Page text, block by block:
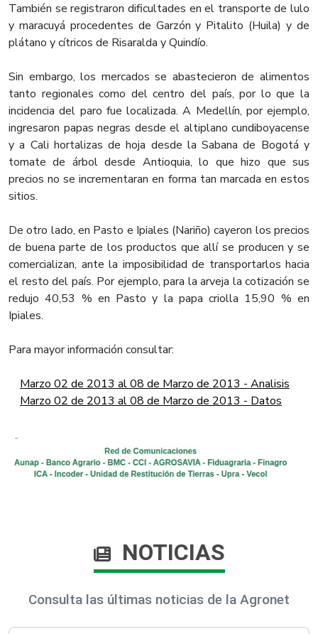
También se registraron dificultades en el transporte de lulo
y maracuyá procedentes de Garzón y Pitalito (Huila) y de
plátano y cítricos de Risaralda y Quindío.
Sin embargo, los mercados se abastecieron de alimentos
tanto regionales como del centro del país, por lo que la
incidencia del paro fue localizada. A Medellín, por ejemplo,
ingresaron papas negras desde el altiplano cundiboyacense
y a Cali hortalizas de hoja desde la Sabana de Bogotá y
tomate de árbol desde Antioquia, lo que hizo que sus
precios no se incrementaran en forma tan marcada en estos
sitios.
De otro lado, en Pasto e Ipiales (Nariño) cayeron los precios
de buena parte de los productos que allí se producen y se
comercializan, ante la imposibilidad de transportarlos hacia
el resto del país. Por ejemplo, para la arveja la cotización se
redujo 40,53 % en Pasto y la papa criolla 15,90 % en
Ipiales.
Para mayor información consultar:
Marzo 02 de 2013 al 08 de Marzo de 2013 - Analisis
Marzo 02 de 2013 al 08 de Marzo de 2013 - Datos
NOTICIAS
Consulta las últimas noticias de la Agronet